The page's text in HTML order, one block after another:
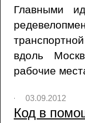
Главными
вдоль
рабочие
03.09.2012
Код в